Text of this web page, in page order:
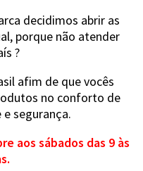
decidimos abrir as
porque não atender
?
afim de que vocês
no conforto de
segurança.
aos sábados das 9 às